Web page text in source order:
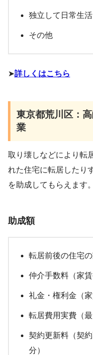
独立して日常生
その他
➤詳しくはこちら
東京都荒川区：
業
取り壊しなどにより転
れた住宅に転居したり
を助成してもらえます。
助成額
転居前後の住宅
仲介手数料（家
礼金・権利金（
転居費用実費（最
契約更新料（契
分）